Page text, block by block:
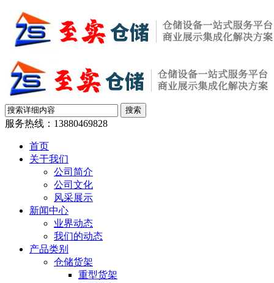
服务热线： 13880469828
首页
关于我们
公司简介
公司文化
风采展示
新闻中心
业界动态
我们的动态
产品类别
仓储货架
重型货架